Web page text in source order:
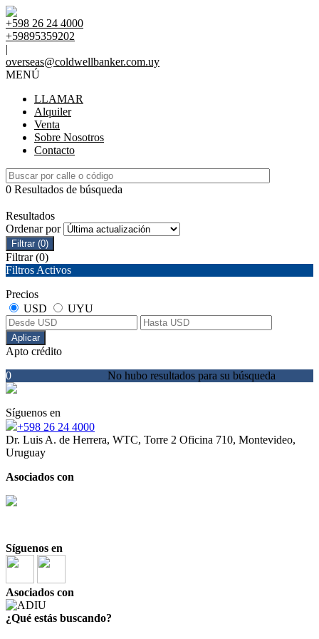
+598 26 24 4000
+59895359202
|
overseas@coldwellbanker.com.uy
MENÚ
LLAMAR
Alquiler
Venta
Sobre Nosotros
Contacto
0 Resultados de búsqueda
Resultados
Ordenar por
Filtrar (0)
Filtrar (0)
Filtros Activos
Precios
USD
UYU
Aplicar
Apto crédito
No hubo resultados para su búsqueda
0
Síguenos en
+598 26 24 4000
Dr. Luis A. de Herrera, WTC, Torre 2 Oficina 710, Montevideo,
Uruguay
Asociados con
Síguenos en
Asociados con
¿Qué estás buscando?